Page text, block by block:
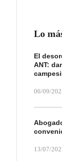
Lo
El
ANT:
06/09/
13/07/